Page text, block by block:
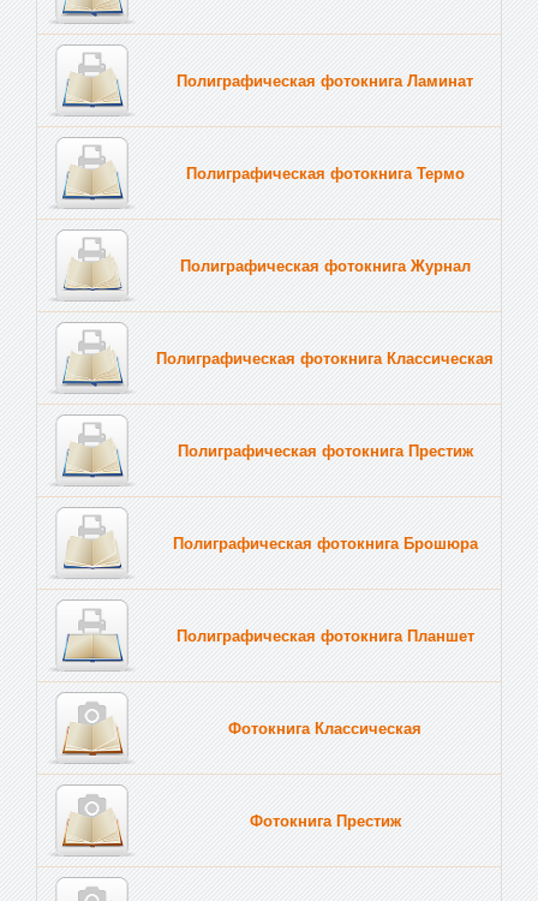
Полиграфическая фотокнига Ламинат
Полиграфическая фотокнига Термо
Полиграфическая фотокнига Журнал
Полиграфическая фотокнига Классическая
Полиграфическая фотокнига Престиж
Полиграфическая фотокнига Брошюра
Полиграфическая фотокнига Планшет
Фотокнига Классическая
Фотокнига Престиж